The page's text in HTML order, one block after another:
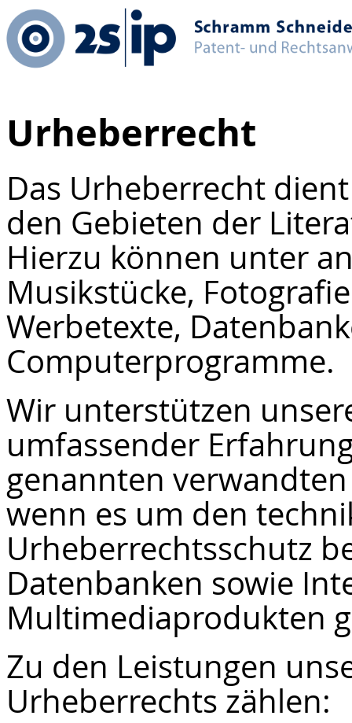
Urheberrecht
Das Urheberrecht
den Gebieten der
Hierzu können unter
Musikstücke,
Werbetexte,
Computerprogramme.
Wir unterstützen
umfassender
genannten
wenn es um den
Urheberrechtsschutz
Datenbanken sowie
Multimediaprodukten
Zu den Leistungen
Urheberrechts zählen: